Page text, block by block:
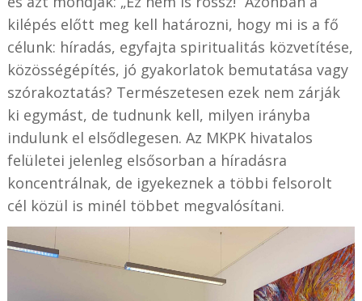
kilépés előtt meg kell határozni, hogy mi is a fő
célunk: híradás, egyfajta spiritualitás közvetítése,
közösségépítés, jó gyakorlatok bemutatása vagy
szórakoztatás? Természetesen ezek nem zárják
ki egymást, de tudnunk kell, milyen irányba
indulunk el elsődlegesen. Az MKPK hivatalos
felületei jelenleg elsősorban a híradásra
koncentrálnak, de igyekeznek a többi felsorolt
cél közül is minél többet megvalósítani.